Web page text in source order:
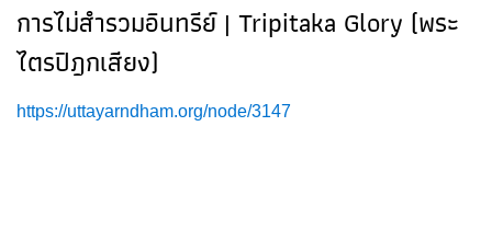
การไม่สำรวมอินทรีย์ | Tripitaka Glory (พระ
ไตรปิฎกเสียง)
https://uttayarndham.org/node/3147